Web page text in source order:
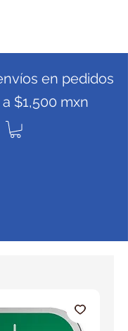
en pedidos
$1,500 mxn